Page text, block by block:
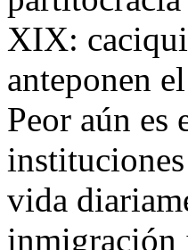
XIX:
anteponen
Peor aún es
vida
inmigración